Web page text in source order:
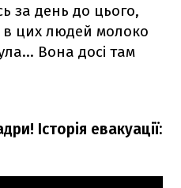
за день до цього,
цих людей молоко
Вона досі там
Історія евакуації: